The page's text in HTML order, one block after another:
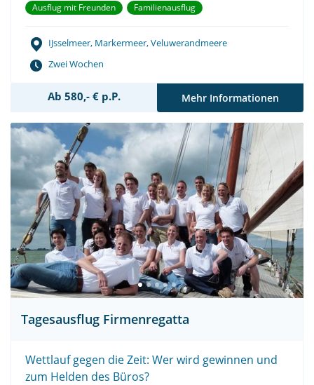
Ausflug mit Freunden Familienausflug
IJsselmeer, Markermeer, Veluwerandmeere
Zwei Wochen
Ab 580,- € p.P. Mehr Informationen
Tagesausflug Firmenregatta
Wettlauf gegen die Zeit: Wer wird gewinnen und
zum Helden des Büros?